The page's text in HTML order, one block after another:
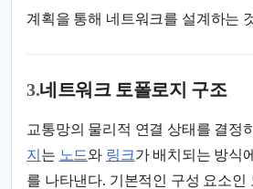
계획을 통해 네트워크를 설계하는
3.네트워크 토폴로지 구조
교통망의 물리적 연결 상태를 결정
지 는 노드와 링크가 배치되는 방식
를 나타낸다. 기본적인 구성 요소인